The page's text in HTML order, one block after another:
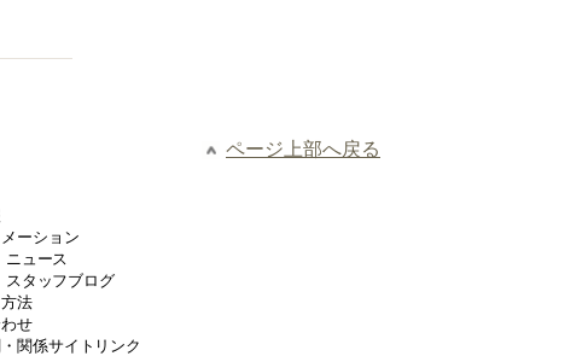
ページ上部へ戻る
ーション
ニュース
スタッフブログ
法
せ
関係サイトリンク